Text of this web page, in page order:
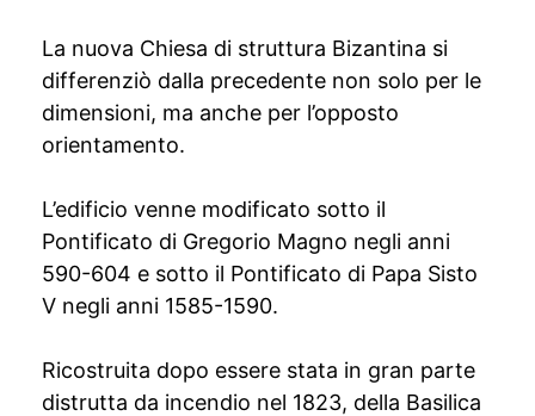
La nuova Chiesa di struttura Bizantina si
differenziò dalla precedente non solo per le
dimensioni, ma anche per l’opposto
orientamento.
L’edificio venne modificato sotto il
Pontificato di Gregorio Magno negli anni
590-604 e sotto il Pontificato di Papa Sisto
V negli anni 1585-1590.
Ricostruita dopo essere stata in gran parte
distrutta da incendio nel 1823, della Basilica